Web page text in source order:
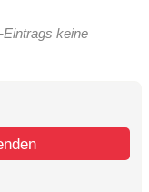
keine